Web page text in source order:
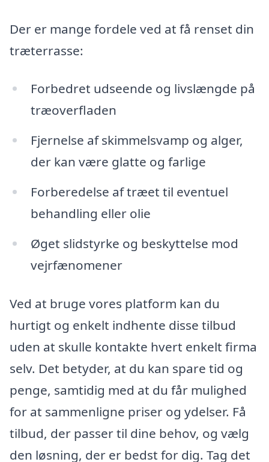
Der er mange fordele ved at få renset din
træterrasse:
Forbedret udseende og livslængde på
træoverfladen
Fjernelse af skimmelsvamp og alger,
der kan være glatte og farlige
Forberedelse af træet til eventuel
behandling eller olie
Øget slidstyrke og beskyttelse mod
vejrfænomener
Ved at bruge vores platform kan du
hurtigt og enkelt indhente disse tilbud
uden at skulle kontakte hvert enkelt firma
selv. Det betyder, at du kan spare tid og
penge, samtidig med at du får mulighed
for at sammenligne priser og ydelser. Få
tilbud, der passer til dine behov, og vælg
den løsning, der er bedst for dig. Tag det